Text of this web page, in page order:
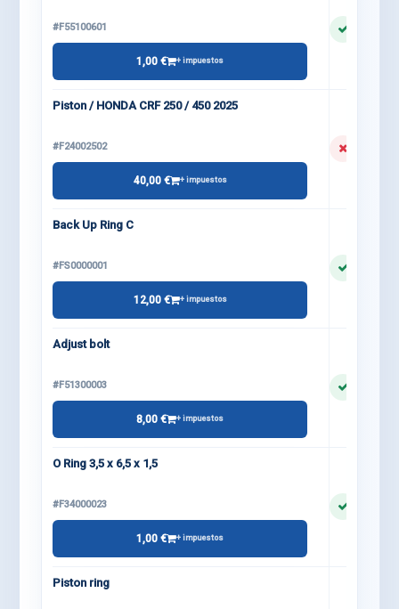
#F55100601
1,00 € + impuestos
Piston / HONDA CRF 250 / 450 2025
#F24002502
40,00 € + impuestos
Back Up Ring C
#FS0000001
12,00 € + impuestos
Adjust bolt
#F51300003
8,00 € + impuestos
O Ring 3,5 x 6,5 x 1,5
#F34000023
1,00 € + impuestos
Piston ring